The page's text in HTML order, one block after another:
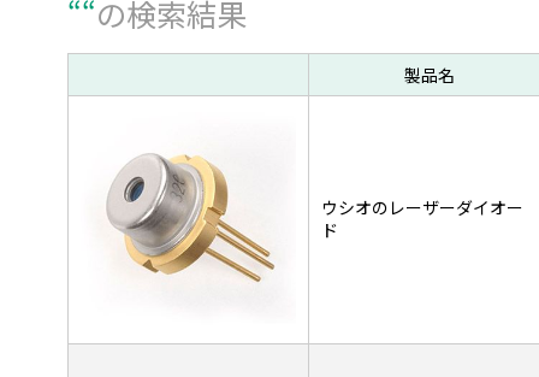
““の検索結果
製品名
ウシオのレーザーダイオー
ド